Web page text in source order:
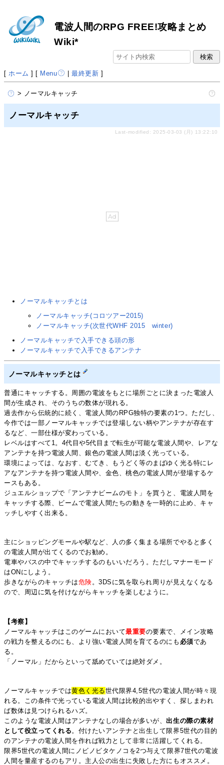
電波人間のRPG FREE!攻略まとめ
Wiki*
[ ホーム ] [ Menu |最終更新 ]
> ノーマルキャッチ
ノーマルキャッチ
Last-modified: 2025-03-03 (月) 13:22:10
ノーマルキャッチとは
ノーマルキャッチ(コロツアー2015)
ノーマルキャッチ(次世代WHF 2015 winter)
ノーマルキャッチで入手できる頭の形
ノーマルキャッチで入手できるアンテナ
ノーマルキャッチとは
普通にキャッチする。周囲の電波をもとに場所ごとに決まった電波人
間が生成され、そのうちの数体が現れる。
過去作から伝統的に続く、電波人間のRPG独特の要素の1つ。ただし、
今作では一部ノーマルキャッチでは登場しない柄やアンテナが存在す
るなど、一部仕様が変わっている。
レベルはすべて1。4代目や5代目まで転生が可能な電波人間や、レアな
アンテナを持つ電波人間、銀色の電波人間は淡く光っている。
環境によっては、なおす、むてき、もうどく等のまばゆく光る特にレ
アなアンテナを持つ電波人間や、金色、桃色の電波人間が登場するケ
ースもある。
ジュエルショップで「アンテナビームのモト」を買うと、電波人間を
キャッチする際、ビームで電波人間たちの動きを一時的に止め、キャ
ッチしやすく出来る。
主にショッピングモールや駅など、人の多く集まる場所でやると多く
の電波人間が出てくるのでお勧め。
電車やバスの中でキャッチするのもいいだろう。ただし マナーモード
はONにしよう。
歩きながらのキャッチは危険。3DSに気を取られ周りが見えなくなる
ので、周辺に気を付けながらキャッチを楽しむように。
【考察】
ノーマルキャッチはこのゲームにおいて最重要の要素で、メイン攻略
の戦力を整えるのにも、より強い電波人間を育てるのにも 必須であ
る。
「ノーマル」だからといって舐めていては絶対ダメ。
ノーマルキャッチでは黄色く光る世代限界4,5世代の電波人間が時々現
れる。この条件で光っている電波人間は比較的出やすく、探しまわれ
ば数体は見つけられるハズ。
このような電波人間はアンテナなしの場合が多いが、出生の際の素材
として役立ってくれる 。付けたいアンテナと出生して限界5世代の目的
のアンテナの電波人間を作れば戦力として非常に活躍してくれる。
限界5世代の電波人間にノビノビタケノコを2つ与えて限界7世代の電波
人間を量産するのもアリ。主人公の出生に失敗した方にもオススメ。